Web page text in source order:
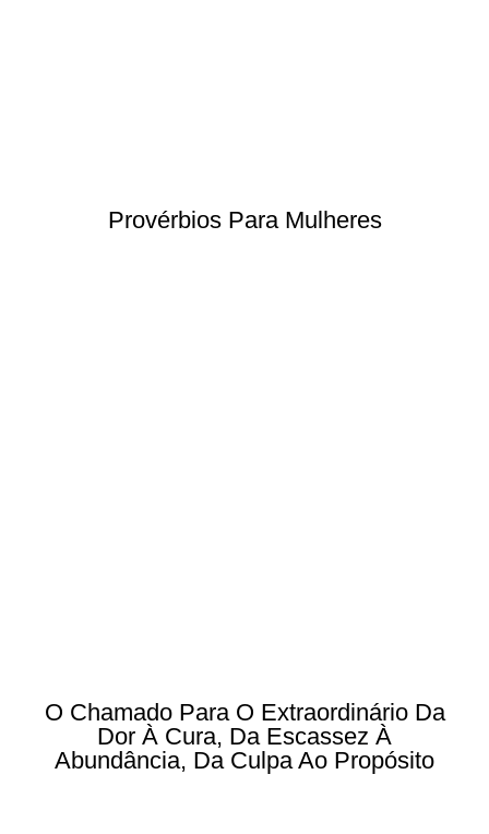
Provérbios Para Mulheres
O Chamado Para O Extraordinário Da
Dor À Cura, Da Escassez À
Abundância, Da Culpa Ao Propósito